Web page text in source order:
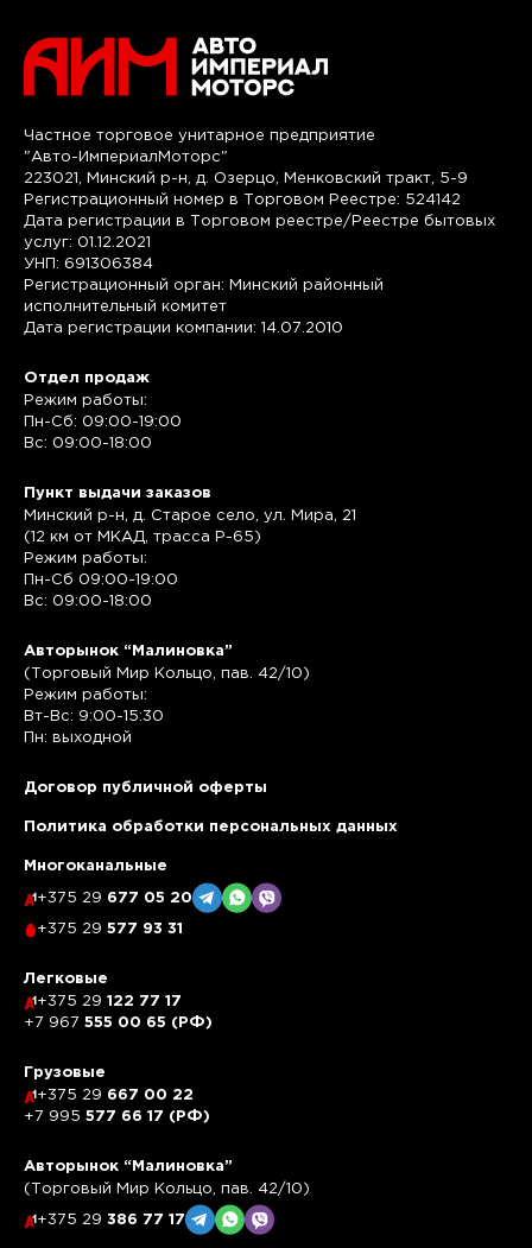
Частное торговое унитарное предприятие
"Авто-ИмпериалМоторс"
223021, Минский р-н, д. Озерцо, Менковский тракт, 5-9
Регистрационный номер в Торговом Реестре: 524142
Дата регистрации в Торговом реестре/Реестре бытовых
услуг: 01.12.2021
УНП: 691306384
Регистрационный орган: Минский районный
исполнительный комитет
Дата регистрации компании: 14.07.2010
Отдел продаж
Режим работы:
Пн-Сб: 09:00-19:00
Вс: 09:00-18:00
Пункт выдачи заказов
Минский р-н, д. Старое село, ул. Мира, 21
(12 км от МКАД, трасса P-65)
Режим работы:
Пн-Сб 09:00-19:00
Вс: 09:00-18:00
Авторынок “Малиновка”
(Торговый Мир Кольцо, пав. 42/10)
Режим работы:
Вт-Вс: 9:00-15:30
Пн: выходной
Договор публичной оферты
Политика обработки персональных данных
Многоканальные
+375 29 677 05 20
+375 29 577 93 31
Легковые
+375 29 122 77 17
+7 967 555 00 65 (РФ)
Грузовые
+375 29 667 00 22
+7 995 577 66 17 (РФ)
Авторынок “Малиновка”
(Торговый Мир Кольцо, пав. 42/10)
+375 29 386 77 17